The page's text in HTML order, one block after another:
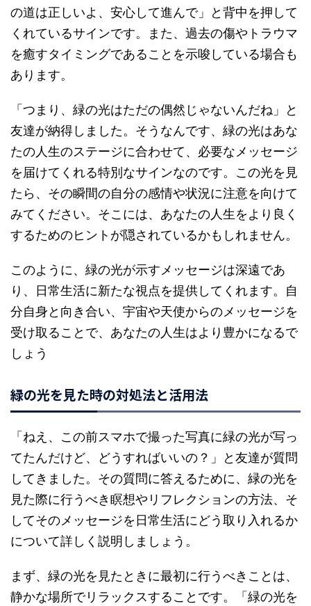
の道は正しいよ、安心して進んで」と背中を押して
くれているサインです。また、過去の傷やトラウマ
を癒すタイミングであることを示唆している場合も
あります。
「つまり、緑の光はただの偶然じゃないんだね」と
友達が納得しました。そうなんです、緑の光はあな
たの人生のステージに合わせて、必要なメッセージ
を届けてくれる特別なサインなのです。この光を見
たら、その瞬間の自分の感情や状況に注意を向けて
みてください。そこには、あなたの人生をより良く
するためのヒントが隠されているかもしれません。
このように、緑の光が示すメッセージは深遠であ
り、日常生活に新たな視点を提供してくれます。自
分自身と向き合い、宇宙や天使からのメッセージを
受け取ることで、あなたの人生はより豊かになるで
しょう
緑の光を見た時の対処法と活用法
「ねえ、この前スマホで撮った写真に緑の光が写っ
てたんだけど、どうすればいいの？」と友達が質問
してきました。その質問に答えるために、緑の光を
見た際に行うべき瞑想やリフレクションの方法、そ
してそのメッセージを日常生活にどう取り入れるか
について詳しく説明しましょう。
まず、緑の光を見たときに最初に行うべきことは、
静かな場所でリラックスすることです。「緑の光を